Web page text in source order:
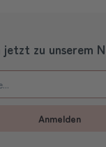
jetzt zu unserem
Anmelden